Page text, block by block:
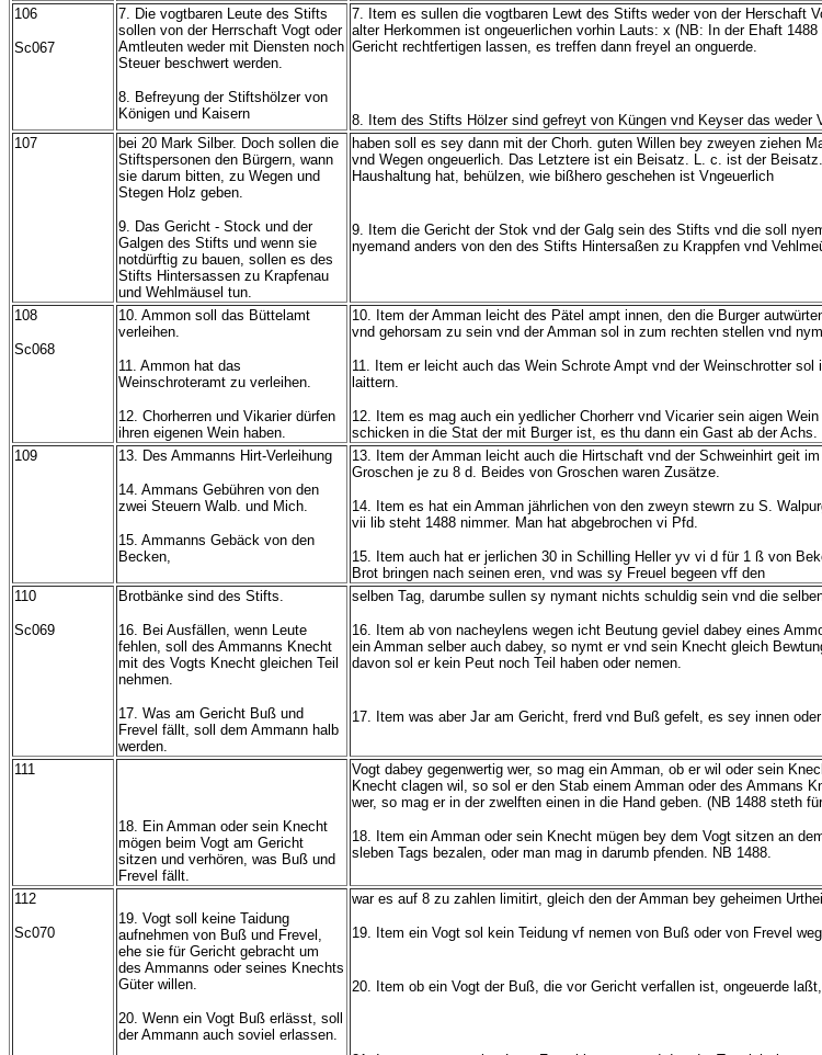
106
Sc067
7. Die vogtbaren Leute des Stifts
sollen von der Herrschaft Vogt oder
Amtleuten weder mit Diensten noch
Steuer beschwert werden.
8. Befreyung der Stiftshölzer von
Königen und Kaisern
7. Item es sullen die vogtbaren Lewt des Stifts weder von der Herschaft
alter Herkommen ist ongeuerlichen vorhin Lauts: x (NB: In der Ehaft
Gericht rechtfertigen lassen, es treffen dann freyel an onguerde.
8. Item des Stifts Hölzer sind gefreyt von Küngen vnd Keyser das weder
107
bei 20 Mark Silber. Doch sollen die
Stiftspersonen den Bürgern, wann
sie darum bitten, zu Wegen und
Stegen Holz geben.
9. Das Gericht - Stock und der
Galgen des Stifts und wenn sie
notdürftig zu bauen, sollen es des
Stifts Hintersassen zu Krapfenau
und Wehlmäusel tun.
haben soll es sey dann mit der Chorh. guten Willen bey zweyen ziehen
vnd Wegen ongeuerlich. Das Letztere ist ein Beisatz. L. c. ist der
Haushaltung hat, behülzen, wie bißhero geschehen ist Vngeuerlich
9. Item die Gericht der Stok vnd der Galg sein des Stifts vnd die soll
nyemand anders von den des Stifts Hintersaßen zu Krappfen vnd
108
Sc068
10. Ammon soll das Büttelamt
verleihen.
11. Ammon hat das
Weinschroteramt zu verleihen.
12. Chorherren und Vikarier dürfen
ihren eigenen Wein haben.
10. Item der Amman leicht des Pätel ampt innen, den die Burger
vnd gehorsam zu sein vnd der Amman sol in zum rechten stellen vnd
11. Item er leicht auch das Wein Schrote Ampt vnd der Weinschrotter
laittern.
12. Item es mag auch ein yedlicher Chorherr vnd Vicarier sein aigen
schicken in die Stat der mit Burger ist, es thu dann ein Gast ab der Achs.
109
13. Des Ammanns Hirt-Verleihung
14. Ammans Gebühren von den
zwei Steuern Walb. und Mich.
15. Ammanns Gebäck von den
Becken,
13. Item der Amman leicht auch die Hirtschaft vnd der Schweinhirt geit
Groschen je zu 8 d. Beides von Groschen waren Zusätze.
14. Item es hat ein Amman jährlichen von den zweyn stewrn zu S.
vii lib steht 1488 nimmer. Man hat abgebrochen vi Pfd.
15. Item auch hat er jerlichen 30 in Schilling Heller yv vi d für 1 ß von
Brot bringen nach seinen eren, vnd was sy Freuel begeen vff den
110
Sc069
Brotbänke sind des Stifts.
16. Bei Ausfällen, wenn Leute
fehlen, soll des Ammanns Knecht
mit des Vogts Knecht gleichen Teil
nehmen.
17. Was am Gericht Buß und
Frevel fällt, soll dem Ammann halb
werden.
selben Tag, darumbe sullen sy nymant nichts schuldig sein vnd die
16. Item ab von nacheylens wegen icht Beutung geviel dabey eines
ein Amman selber auch dabey, so nymt er vnd sein Knecht gleich
davon sol er kein Peut noch Teil haben oder nemen.
17. Item was aber Jar am Gericht, frerd vnd Buß gefelt, es sey innen
111
18. Ein Amman oder sein Knecht
mögen beim Vogt am Gericht
sitzen und verhören, was Buß und
Frevel fällt.
Vogt dabey gegenwertig wer, so mag ein Amman, ob er wil oder sein
Knecht clagen wil, so sol er den Stab einem Amman oder des Ammans
wer, so mag er in der zwelften einen in die Hand geben. (NB 1488 steth
18. Item ein Amman oder sein Knecht mügen bey dem Vogt sitzen an
sleben Tags bezalen, oder man mag in darumb pfenden. NB 1488.
112
Sc070
19. Vogt soll keine Taidung
aufnehmen von Buß und Frevel,
ehe sie für Gericht gebracht um
des Ammanns oder seines Knechts
Güter willen.
20. Wenn ein Vogt Buß erlässt, soll
der Ammann auch soviel erlassen.
war es auf 8 zu zahlen limitirt, gleich den der Amman bey geheimen
19. Item ein Vogt sol kein Teidung vf nemen von Buß oder von Frevel
20. Item ob ein Vogt der Buß, die vor Gericht verfallen ist, ongeuerde